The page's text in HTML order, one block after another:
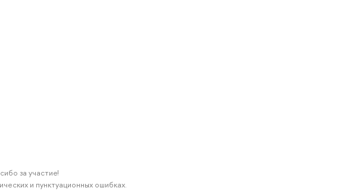
за участие!
и пунктуационных ошибках.